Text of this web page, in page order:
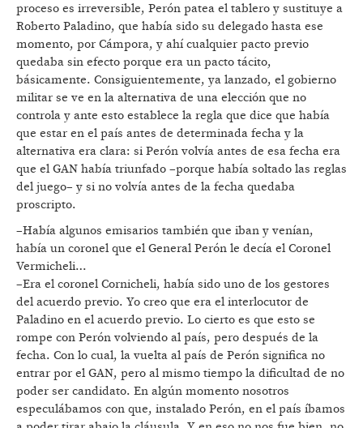
proceso es irreversible, Perón patea el tablero y sustituye a
Roberto Paladino, que había sido su delegado hasta ese
momento, por Cámpora, y ahí cualquier pacto previo
quedaba sin efecto porque era un pacto tácito,
básicamente. Consiguientemente, ya lanzado, el gobierno
militar se ve en la alternativa de una elección que no
controla y ante esto establece la regla que dice que había
que estar en el país antes de determinada fecha y la
alternativa era clara: si Perón volvía antes de esa fecha era
que el GAN había triunfado –porque había soltado las reglas
del juego– y si no volvía antes de la fecha quedaba
proscripto.
–Había algunos emisarios también que iban y venían,
había un coronel que el General Perón le decía el Coronel
Vermicheli…
–Era el coronel Cornicheli, había sido uno de los gestores
del acuerdo previo. Yo creo que era el interlocutor de
Paladino en el acuerdo previo. Lo cierto es que esto se
rompe con Perón volviendo al país, pero después de la
fecha. Con lo cual, la vuelta al país de Perón significa no
entrar por el GAN, pero al mismo tiempo la dificultad de no
poder ser candidato. En algún momento nosotros
especulábamos con que, instalado Perón, en el país íbamos